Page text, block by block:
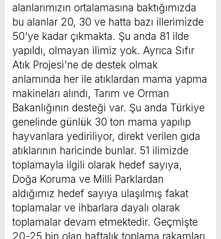
alanlarımızın ortalamasına baktığımızda
bu alanlar 20, 30 ve hatta bazı illerimizde
50'ye kadar çıkmakta. Şu anda 81 ilde
yapıldı, olmayan ilimiz yok. Ayrıca Sıfır
Atık Projesi'ne de destek olmak
anlamında her ile atıklardan mama yapma
makineları alındı, Tarım ve Orman
Bakanlığının desteği var. Şu anda Türkiye
genelinde günlük 30 ton mama yapılıp
hayvanlara yediriliyor, direkt verilen gıda
atıklarının haricinde bunlar. 51 ilimizde
toplamayla ilgili olarak hedef sayıya,
Doğa Koruma ve Milli Parklardan
aldığımız hedef sayıya ulaşılmış fakat
toplamalar ve ihbarlara dayalı olarak
toplamalar devam etmektedir. Geçmişte
20-25 bin olan haftalık toplama rakamları,